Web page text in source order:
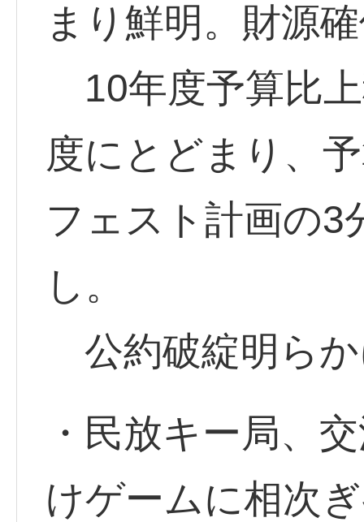
まり鮮明。財源
10年度予算比
度にとどまり、
フェスト計画の3
し。
公約破綻明
・民放キー局、
けゲームに相次